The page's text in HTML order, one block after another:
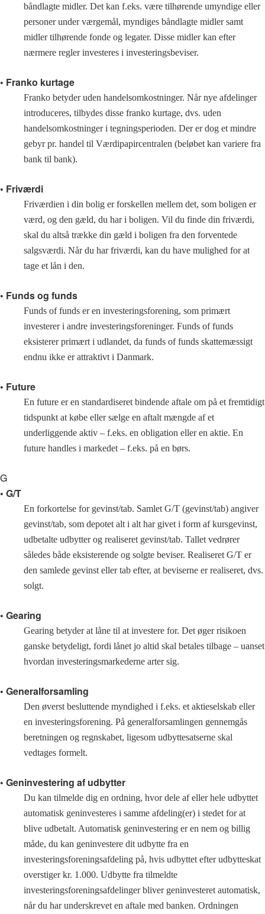
båndlagte midler. Det kan f.eks. være tilhørende umyndige eller
personer under værgemål, myndiges båndlagte midler samt
midler tilhørende fonde og legater. Disse midler kan efter
nærmere regler investeres i investeringsbeviser.
• Franko kurtage
Franko betyder uden handelsomkostninger. Når nye afdelinger
introduceres, tilbydes disse franko kurtage, dvs. uden
handelsomkostninger i tegningsperioden. Der er dog et mindre
gebyr pr. handel til Værdipapircentralen (beløbet kan variere fra
bank til bank).
• Friværdi
Friværdien i din bolig er forskellen mellem det, som boligen er
værd, og den gæld, du har i boligen. Vil du finde din friværdi,
skal du altså trække din gæld i boligen fra den forventede
salgsværdi. Når du har friværdi, kan du have mulighed for at
tage et lån i den.
• Funds og funds
Funds of funds er en investeringsforening, som primært
investerer i andre investeringsforeninger. Funds of funds
eksisterer primært i udlandet, da funds of funds skattemæssigt
endnu ikke er attraktivt i Danmark.
• Future
En future er en standardiseret bindende aftale om på et fremtidigt
tidspunkt at købe eller sælge en aftalt mængde af et
underliggende aktiv – f.eks. en obligation eller en aktie. En
future handles i markedet – f.eks. på en børs.
G
• G/T
En forkortelse for gevinst/tab. Samlet G/T (gevinst/tab) angiver
gevinst/tab, som depotet alt i alt har givet i form af kursgevinst,
udbetalte udbytter og realiseret gevinst/tab. Tallet vedrører
således både eksisterende og solgte beviser. Realiseret G/T er
den samlede gevinst eller tab efter, at beviserne er realiseret, dvs.
solgt.
• Gearing
Gearing betyder at låne til at investere for. Det øger risikoen
ganske betydeligt, fordi lånet jo altid skal betales tilbage – uanset
hvordan investeringsmarkederne arter sig.
• Generalforsamling
Den øverst besluttende myndighed i f.eks. et aktieselskab eller
en investeringsforening. På generalforsamlingen gennemgås
beretningen og regnskabet, ligesom udbyttesatserne skal
vedtages formelt.
• Geninvestering af udbytter
Du kan tilmelde dig en ordning, hvor dele af eller hele udbyttet
automatisk geninvesteres i samme afdeling(er) i stedet for at
blive udbetalt. Automatisk geninvestering er en nem og billig
måde, du kan geninvestere dit udbytte fra en
investeringsforeningsafdeling på, hvis udbyttet efter udbytteskat
overstiger kr. 1.000. Udbytte fra tilmeldte
investeringsforeningsafdelinger bliver geninvesteret automatisk,
når du har underskrevet en aftale med banken. Ordningen